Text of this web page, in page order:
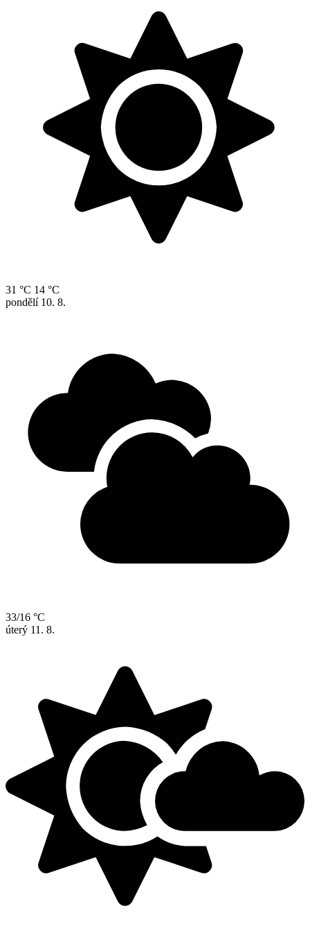
31 °C 14 °C
pondělí 10. 8.
33/16 °C
úterý 11. 8.